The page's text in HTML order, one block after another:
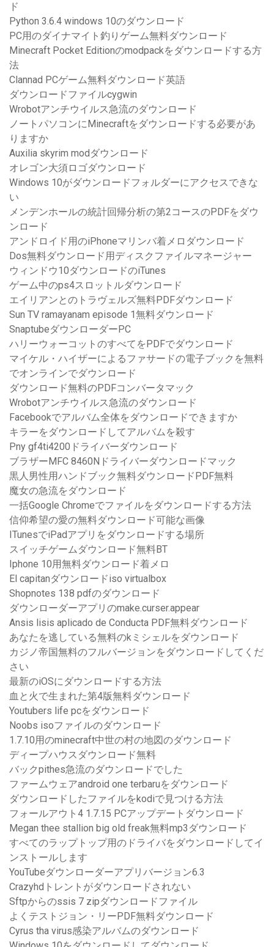
ド
Python 3.6.4 windows 10のダウンロード
PC用のダイナマイト釣りゲーム無料ダウンロード
Minecraft Pocket Editionのmodpackをダウンロードする方
法
Clannad PCゲーム無料ダウンロード英語
ダウンロードファイルcygwin
Wrobotアンチウイルス急流のダウンロード
ノートパソコンにMinecraftをダウンロードする必要があ
りますか
Auxilia skyrim modダウンロード
オレゴン大須ロゴダウンロード
Windows 10がダウンロードフォルダーにアクセスできな
い
メンデンホールの統計回帰分析の第2コースのPDFをダウ
ンロード
アンドロイド用のiPhoneマリンバ着メロダウンロード
Dos無料ダウンロード用ディスクファイルマネージャー
ウィンドウ10ダウンロードのiTunes
ゲーム中のps4スロットルダウンロード
エイリアンとのトラヴェルズ無料PDFダウンロード
Sun TV ramayanam episode 1無料ダウンロード
SnaptubeダウンローダーPC
ハリーウォーコットのすべてをPDFでダウンロード
マイケル・ハイザーによるファサードの電子ブックを無料
でオンラインでダウンロード
ダウンロード無料のPDFコンバータマック
Wrobotアンチウイルス急流のダウンロード
Facebookでアルバム全体をダウンロードできますか
キラーをダウンロードしてアルバムを殺す
Pny gf4ti4200ドライバーダウンロード
ブラザーMFC 8460Nドライバーダウンロードマック
黒人男性用ハンドブック無料ダウンロードPDF無料
魔女の急流をダウンロード
一括Google Chromeでファイルをダウンロードする方法
信仰希望の愛の無料ダウンロード可能な画像
ITunesでiPadアプリをダウンロードする場所
スイッチゲームダウンロード無料BT
Iphone 10用無料ダウンロード着メロ
El capitanダウンロードiso virtualbox
Shopnotes 138 pdfのダウンロード
ダウンローダーアプリのmake.curser.appear
Ansis lisis aplicado de Conducta PDF無料ダウンロード
あなたを逃している無料のkミシェルをダウンロード
カジノ帝国無料のフルバージョンをダウンロードしてくだ
さい
最新のiOSにダウンロードする方法
血と火で生まれた第4版無料ダウンロード
Youtubers life pcをダウンロード
Noobs isoファイルのダウンロード
1.7.10用のminecraft中世の村の地図のダウンロード
ディープハウスダウンロード無料
バックpithes急流のダウンロードでした
ファームウェアandroid one terbaruをダウンロード
ダウンロードしたファイルをkodiで見つける方法
フォールアウト4 1.7.15 PCアップデートダウンロード
Megan thee stallion big old freak無料mp3ダウンロード
すべてのラップトップ用のドライバをダウンロードしてイ
ンストールします
YouTubeダウンローダーアプリバージョン6.3
Crazyhdトレントがダウンロードされない
Sftpからのssis 7 zipダウンロードファイル
よくテストジョン・リーPDF無料ダウンロード
Cyrus tha virus感染アルバムのダウンロード